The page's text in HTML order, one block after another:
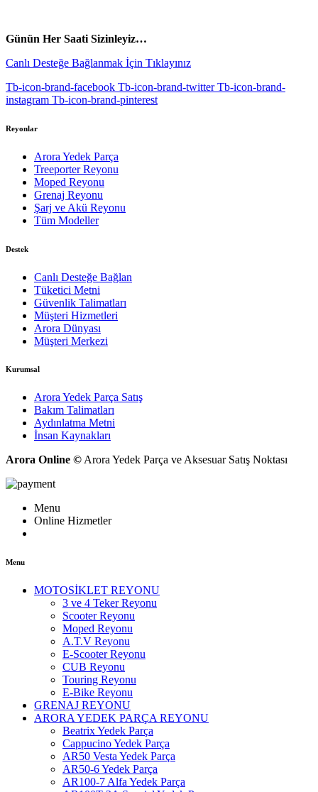
Günün Her Saati Sizinleyiz…
Canlı Desteğe Bağlanmak İçin Tıklayınız
Tb-icon-brand-facebook Tb-icon-brand-twitter Tb-icon-brand-
instagram Tb-icon-brand-pinterest
Reyonlar
Arora Yedek Parça
Treeporter Reyonu
Moped Reyonu
Grenaj Reyonu
Şarj ve Akü Reyonu
Tüm Modeller
Destek
Canlı Desteğe Bağlan
Tüketici Metni
Güvenlik Talimatları
Müşteri Hizmetleri
Arora Dünyası
Müşteri Merkezi
Kurumsal
Arora Yedek Parça Satış
Bakım Talimatları
Aydınlatma Metni
İnsan Kaynakları
Arora Online ©Arora Yedek Parça ve Aksesuar Satış Noktası
Menu
Online Hizmetler
Menu
MOTOSİKLET REYONU
3 ve 4 Teker Reyonu
Scooter Reyonu
Moped Reyonu
A.T.V Reyonu
E-Scooter Reyonu
CUB Reyonu
Touring Reyonu
E-Bike Reyonu
GRENAJ REYONU
ARORA YEDEK PARÇA REYONU
Beatrix Yedek Parça
Cappucino Yedek Parça
AR50 Vesta Yedek Parça
AR50-6 Yedek Parça
AR100-7 Alfa Yedek Parça